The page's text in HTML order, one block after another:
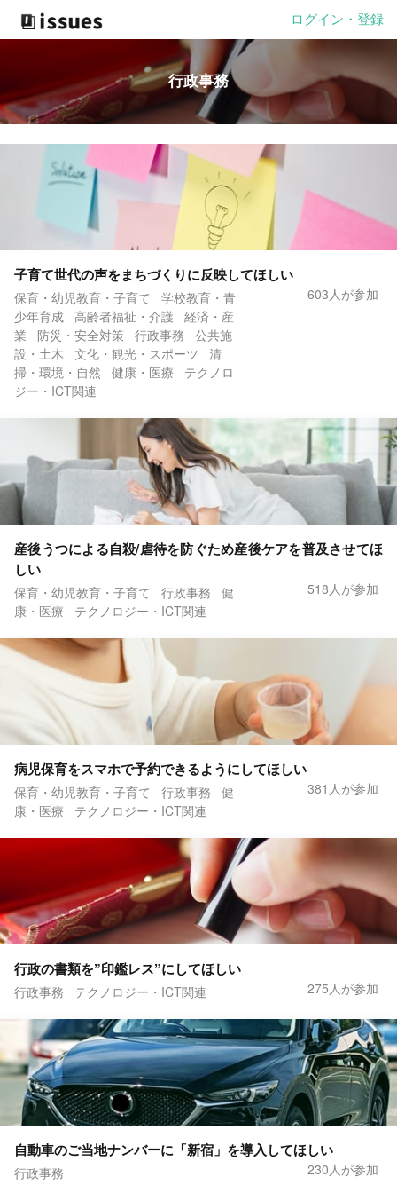
ログイン・登録
行政事務
子育て世代の声をまちづくりに反映してほしい
保育・幼児教育・子育て 学校教育・青
少年育成 高齢者福祉・介護 経済・産
業 防災・安全対策 行政事務 公共施
設・土木 文化・観光・スポーツ 清
掃・環境・自然 健康・医療 テクノロ
ジー・ICT関連
603人が参加
産後うつによる自殺/虐待を防ぐため産後ケアを普及させてほ
しい
保育・幼児教育・子育て 行政事務 健
康・医療 テクノロジー・ICT関連
518人が参加
病児保育をスマホで予約できるようにしてほしい
保育・幼児教育・子育て 行政事務 健
康・医療 テクノロジー・ICT関連
381人が参加
行政の書類を”印鑑レス”にしてほしい
行政事務 テクノロジー・ICT関連 275人が参加
自動車のご当地ナンバーに「新宿」を導入してほしい
行政事務 230人が参加